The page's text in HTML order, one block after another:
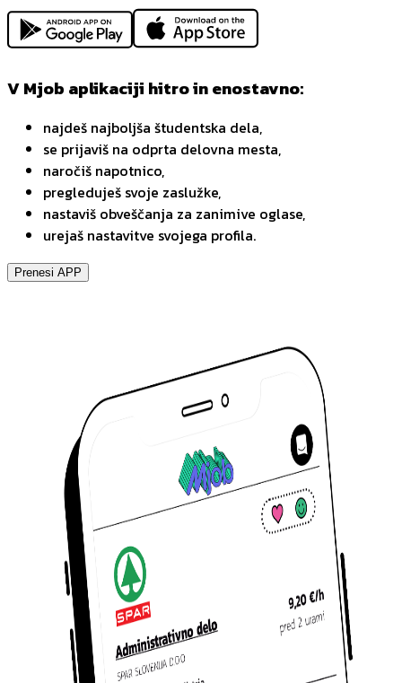
V Mjob aplikaciji hitro in enostavno:
najdeš najboljša študentska dela,
se prijaviš na odprta delovna mesta,
naročiš napotnico,
pregleduješ svoje zaslužke,
nastaviš obveščanja za zanimive oglase,
urejaš nastavitve svojega profila.
Prenesi APP